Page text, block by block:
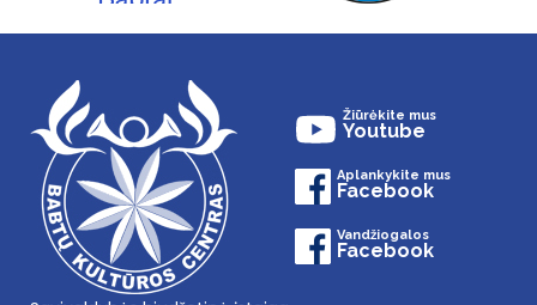
Žiūrėkite mus
Youtube
Aplankykite mus
Facebook
Vandžiogalos
Facebook